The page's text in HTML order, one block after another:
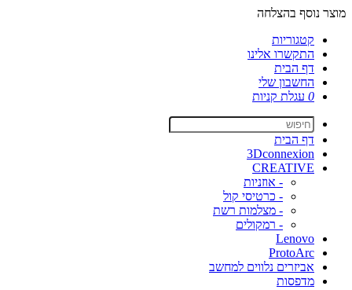
מוצר נוסף בהצלחה
קטגוריות
התקשרו אלינו
דף הבית
החשבון שלי
0 עגלת קניות
דף הבית
3Dconnexion
CREATIVE
- אוזניות
- כרטיסי קול
- מצלמות רשת
- רמקולים
Lenovo
ProtoArc
אביזרים נלווים למחשב
מדפסות